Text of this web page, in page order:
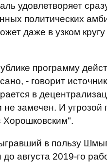
удовлетворяет
политических
даже в узком кругу
программу
- говорит
в
замечен. И угрозой
Хорошковским".
в пользу
августа 2019-го